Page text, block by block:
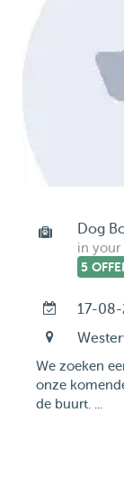
Dog
in your
5
17-
We zoeken
onze
de buurt. ...